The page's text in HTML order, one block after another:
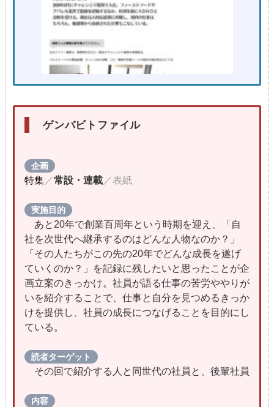
ゲンバビトファイル
企画
特集 ／常設・連載 ／表紙
実施目的
あと20年で創業百周年という時期を迎え、「自
社を次世代へ継承するのはどんな人物なのか？」
「その人たちがこの先の20年でどんな成長を遂げ
ていくのか？」を記録に残したいと思ったことが企
画立案のきっかけ。社員が語る仕事の苦労ややりが
いを紹介することで、仕事と自分を見つめるきっか
けを提供し、社員の成長につなげることを目的にし
ている。
読者ターゲット
その回で紹介する人と同世代の社員と、後輩社員
内容